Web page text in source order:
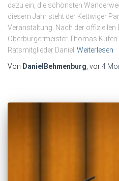
dazu ein, die schönsten
diesem Jahr steht der Kettwiger
Veranstaltung. Nach der
Oberbürgermeister Thomas
Ratsmitglieder Daniel Weiterlesen
Von DanielBehmenburg , vor4